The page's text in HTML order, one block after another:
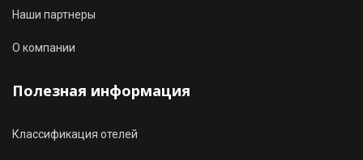
Наши партнеры
О компании
Полезная информация
Классификация отелей